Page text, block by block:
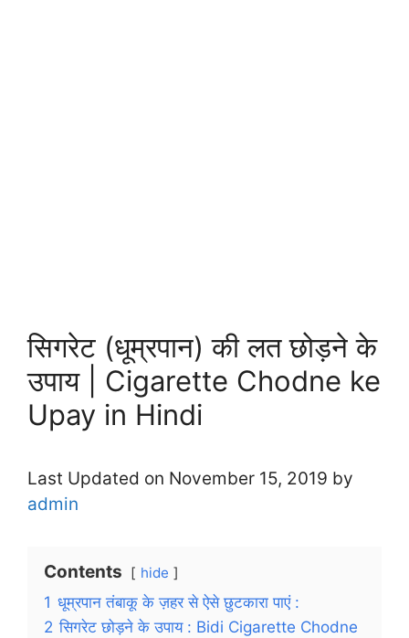
सिगरेट (धूम्रपान) की लत छोड़ने के
उपाय | Cigarette Chodne ke
Upay in Hindi
Last Updated on November 15, 2019 by
admin
Contents hide
1 धूम्रपान तंबाकू के ज़हर से ऐसे छुटकारा पाएं :
2 सिगरेट छोड़ने के उपाय : Bidi Cigarette Chodne